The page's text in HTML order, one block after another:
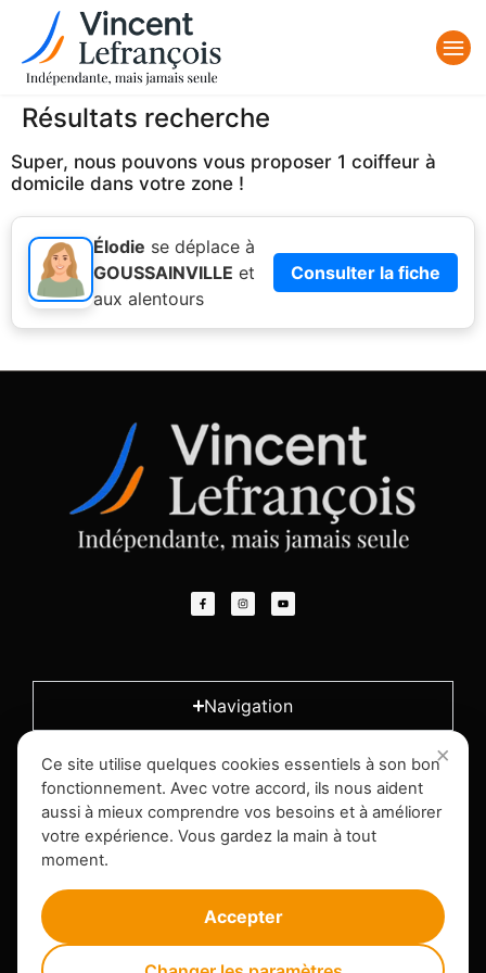
Résultats recherche
Super, nous pouvons vous proposer 1 coiffeur à
domicile dans votre zone !
Élodie se déplace à
GOUSSAINVILLE et
aux alentours
Consulter la fiche
Navigation
L'entreprise
Infos légales
Ce site utilise quelques cookies essentiels à son bon
fonctionnement. Avec votre accord, ils nous aident
aussi à mieux comprendre vos besoins et à améliorer
votre expérience. Vous gardez la main à tout
moment.
Accepter